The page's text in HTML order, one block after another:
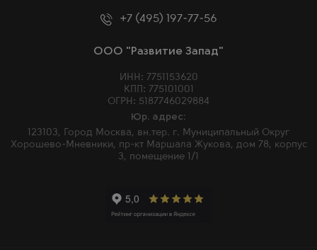
+7 (495) 197-77-56
ООО "Развитие Запад"
ИНН: 7751153620
КПП: 775101001
ОГРН: 5187746029884
Юр. адрес:
123103, Город Москва, вн.тер. г. Муниципальный Округ
Хорошево-Мневники, пр-кт Маршала Жукова, дом 78, корпус
3, помещение 1/1